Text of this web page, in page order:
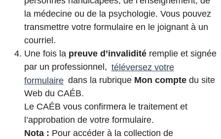
la médecine ou de la psychologie. Vous pouvez
transmettre votre formulaire en le joignant à un
courriel.
Une fois la preuve d’invalidité remplie et signée
par un professionnel, téléversez votre
formulaire dans la rubrique Mon comptedu site
Web du CAÉB.
Le CAÉB vous confirmera le traitement et
l’approbation de votre formulaire.
Nota : Pour accéder à la collection de